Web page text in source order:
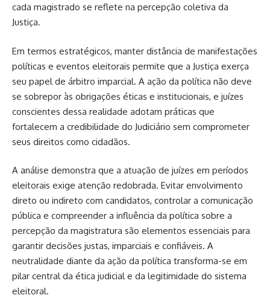
cada magistrado se reflete na percepção coletiva da
Justiça.
Em termos estratégicos, manter distância de manifestações
políticas e eventos eleitorais permite que a Justiça exerça
seu papel de árbitro imparcial. A ação da política não deve
se sobrepor às obrigações éticas e institucionais, e juízes
conscientes dessa realidade adotam práticas que
fortalecem a credibilidade do Judiciário sem comprometer
seus direitos como cidadãos.
A análise demonstra que a atuação de juízes em períodos
eleitorais exige atenção redobrada. Evitar envolvimento
direto ou indireto com candidatos, controlar a comunicação
pública e compreender a influência da política sobre a
percepção da magistratura são elementos essenciais para
garantir decisões justas, imparciais e confiáveis. A
neutralidade diante da ação da política transforma-se em
pilar central da ética judicial e da legitimidade do sistema
eleitoral.